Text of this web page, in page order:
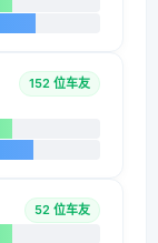
152 位车友
52 位车友